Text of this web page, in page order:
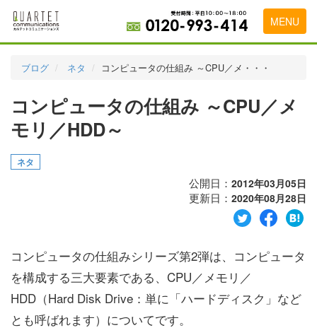
MENU
実績・お客様の声
初めて導入をお考えの方
代理店の乗り換えをお考えの方
会社概要
お問い合わせ
ブログ ネタ コンピュータの仕組み ～CPU／メ・・・
コンピュータの仕組み ～CPU／メ
モリ／HDD～
ネタ
公開日： 2012年03月05日
更新日： 2020年08月28日
コンピュータの仕組みシリーズ第2弾は、コンピュータ
を構成する三大要素である、CPU／メモリ／
HDD（Hard Disk Drive：単に「ハードディスク」など
とも呼ばれます）についてです。